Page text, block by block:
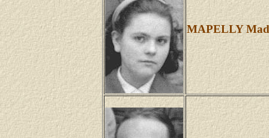
MAPELLY